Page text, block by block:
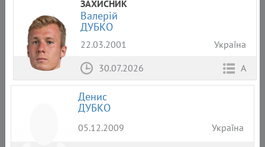
ЗАХИСНИК
Валерій
ДУБКО
22.03.2001
Україна
30.07.2026
А
Денис
ДУБКО
05.12.2009 Україна